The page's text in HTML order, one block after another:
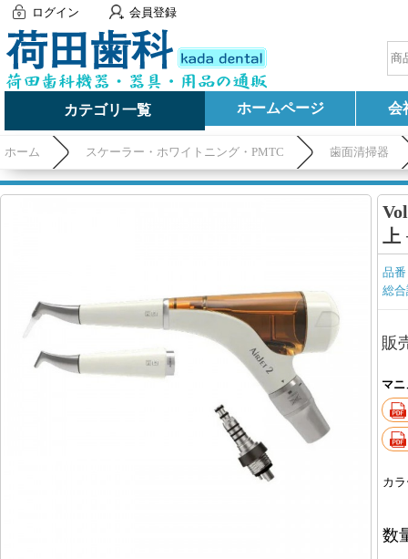
ログイン 会員登録
カテゴリ一覧 ホームページ 会
ホーム スケーラー・ホワイトニング・PMTC 歯面清掃器
上
品
総
販
マ
カ
数